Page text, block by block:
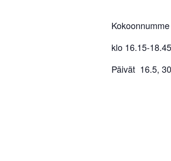
klo 16.15-18.45
Päivät 16.5,